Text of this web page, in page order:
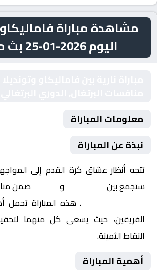
مشاهدة مباراة فاماليكاو
اليوم 2026-01-25 بث مباشر
معلومات المباراة
نبذة عن المباراة
تتجه أنظار عشاق كرة القدم إلى
ستجمع بين
و ضمن
. هذه المباراة تحمل
الفريقين، حيث يسعى كل منهما
النقاط الثمينة.
أهمية المباراة